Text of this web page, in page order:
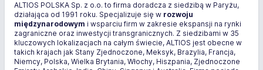
ALTIOS POLSKA Sp. z o.o. to firma doradcza z siedzibą w Paryżu,
działająca od 1991 roku. Specjalizuje się w rozwoju
międzynarodowym i wsparciu firm w zakresie ekspansji na rynki
zagraniczne oraz inwestycji transgranicznych. Z siedzibami w 35
kluczowych lokalizacjach na całym świecie, ALTIOS jest obecne w
takich krajach jak Stany Zjednoczone, Meksyk, Brazylia, Francja,
Niemcy, Polska, Wielka Brytania, Włochy, Hiszpania, Zjednoczone